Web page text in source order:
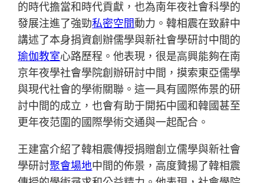
的時代擔當和時代貢獻，也為南年夜社會科學的
發展注進了強勁私密空間動力。韓相震在致辭中
講述了本身捐資創辦儒學與新社會學研討中間的
瑜伽教室心路歷程。他表現，很是高興能夠在南
京年夜學社會學院創辦研討中間，摸索東亞儒學
與現代社會的學術關聯。這一具有國際佈景的研
討中間的成立，也會有助于開拓中國和韓國甚至
更年夜范圍的國際學術交通與一起配合。
王建富介紹了韓相震傳授捐贈創立儒學與新社會
學研討聚會場地中間的佈景，高度贊揚了韓相震